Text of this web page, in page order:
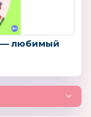
— любимый